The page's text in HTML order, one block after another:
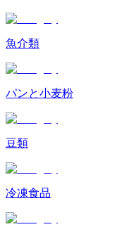
魚介類
パンと小麦粉
豆類
冷凍食品